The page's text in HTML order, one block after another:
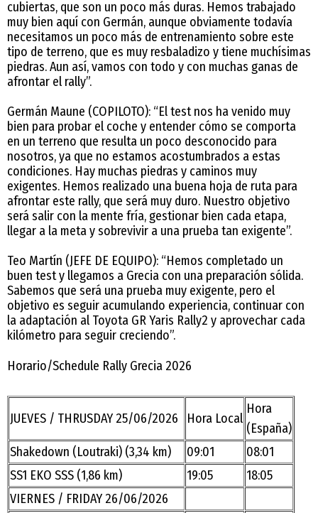
cubiertas, que son un poco más duras. Hemos trabajado
muy bien aquí con Germán, aunque obviamente todavía
necesitamos un poco más de entrenamiento sobre este
tipo de terreno, que es muy resbaladizo y tiene muchísimas
piedras. Aun así, vamos con todo y con muchas ganas de
afrontar el rally”.
Germán Maune (COPILOTO): “El test nos ha venido muy
bien para probar el coche y entender cómo se comporta
en un terreno que resulta un poco desconocido para
nosotros, ya que no estamos acostumbrados a estas
condiciones. Hay muchas piedras y caminos muy
exigentes. Hemos realizado una buena hoja de ruta para
afrontar este rally, que será muy duro. Nuestro objetivo
será salir con la mente fría, gestionar bien cada etapa,
llegar a la meta y sobrevivir a una prueba tan exigente”.
Teo Martín (JEFE DE EQUIPO): “Hemos completado un
buen test y llegamos a Grecia con una preparación sólida.
Sabemos que será una prueba muy exigente, pero el
objetivo es seguir acumulando experiencia, continuar con
la adaptación al Toyota GR Yaris Rally2 y aprovechar cada
kilómetro para seguir creciendo”.
Horario/Schedule Rally Grecia 2026
JUEVES / THRUSDAY 25/06/2026 Hora Local
Hora
(España)
Shakedown (Loutraki) (3,34 km)
09:01
08:01
SS1 EKO SSS (1,86 km)
19:05
18:05
VIERNES / FRIDAY 26/06/2026